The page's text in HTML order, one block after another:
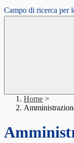
Campo di ricerca per
Home >